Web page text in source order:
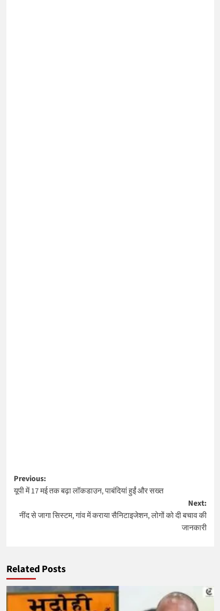
Post
navigation
Previous:
यूपी में 17 मई तक बढ़ा लॉकडाउन, पाबंदियां हुईं और सख्त
Next:
नींद से जागा सिस्टम, गांव में कराया सैनिटाइजेशन, लोगों को दी बचाव की
जानकारी
Related Posts